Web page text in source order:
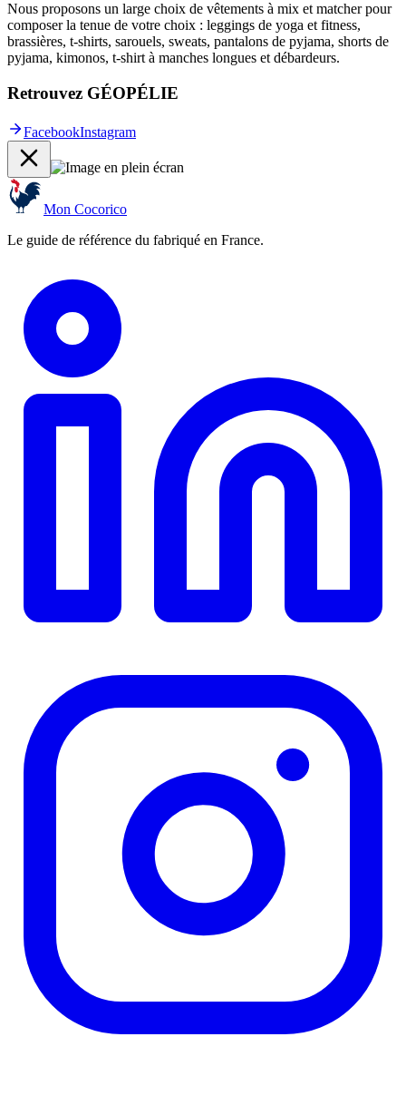
Nous proposons un large choix de vêtements à mix et matcher pour
composer la tenue de votre choix : leggings de yoga et fitness,
brassières, t-shirts, sarouels, sweats, pantalons de pyjama, shorts de
pyjama, kimonos, t-shirt à manches longues et débardeurs.
Retrouvez GÉOPÉLIE
FacebookInstagram
Mon Cocorico
Le guide de référence du fabriqué en France.